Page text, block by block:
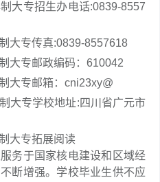
大专招生办电话:0839-8557
大专传真:0839-8557618
大专邮政编码：610042
大专邮箱：cni23xy@
大专学校地址:四川省广元市
大专拓展阅读
务于国家核电建设和区域经
断增强。学校毕业生供不应